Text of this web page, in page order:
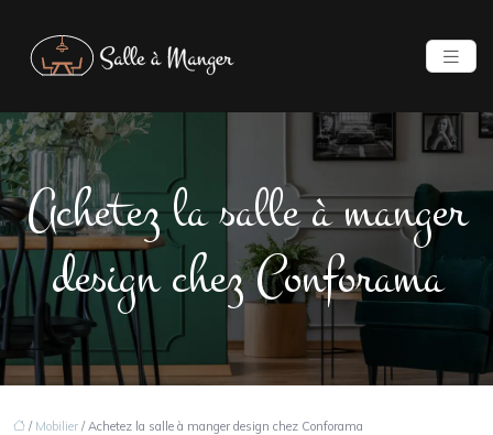
Achetez la salle à manger
design chez Conforama
/ Mobilier / Achetez la salle à manger design chez Conforama